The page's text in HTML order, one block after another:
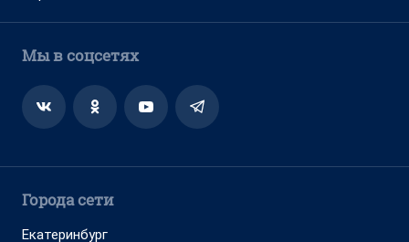
Мы в соцсетях
Города сети
Екатеринбург